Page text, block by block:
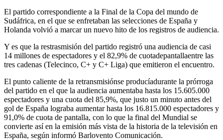
El partido correspondiente a la Final de la Copa del mundo de
Sudáfrica, en el que se enfretaban las selecciones de España y
Holanda volvió a marcar un nuevo hito de los registros de audiencia.
Y es que la restrasmisión del partido registró una audiencia de casi
14 millones de espectadores y el 82,9% de cuotadepantallaentre las
tres cadenas (Telecinco, C+ y C+ Liga) que emitieron el encuentro.
El punto caliente de la retransmisiónse producíadurante la prórroga
del partido en el que la audiencia aumentaba hasta los 15.605.000
espectadores y una cuota del 85,9%, que justo un minuto antes del
gol de España lograba aumentar hasta los 16.815.000 espectadores y
91,0% de cuota de pantalla, con lo que la final del Mundial se
convierte así en la emisión más vista de la historia de la televisión en
España, según informó Barlovento Comunicación.